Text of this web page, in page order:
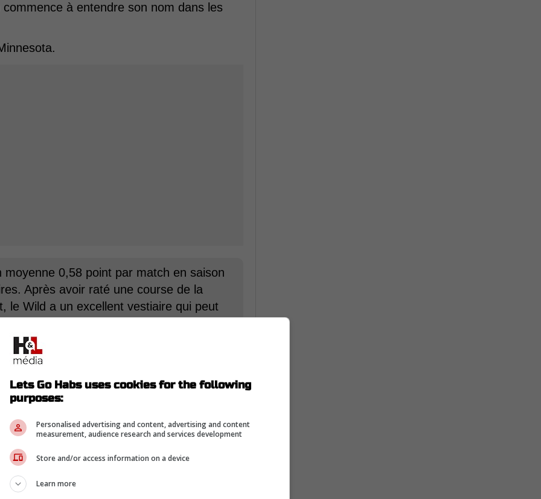
à entendre son nom dans les
0,58 point par match en saison
Après avoir raté une course de la
le Wild a un excellent vestiaire qui peut
Twitter ...
le prix pour Drouin. On parle de
que pour 1,7�million de dollars sur la
au plan de Kent Hughes, même s'il est
Hartman a récolté 65 points en 82
Lets Go Habs uses cookies for the following
purposes:
Personalised advertising and content, advertising and content
measurement, audience research and services development
Store and/or access information on a device
Learn more